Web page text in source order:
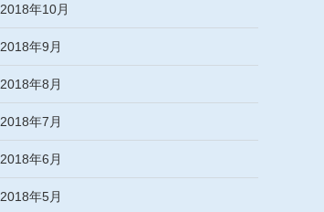
2018年10月
2018年9月
2018年8月
2018年7月
2018年6月
2018年5月